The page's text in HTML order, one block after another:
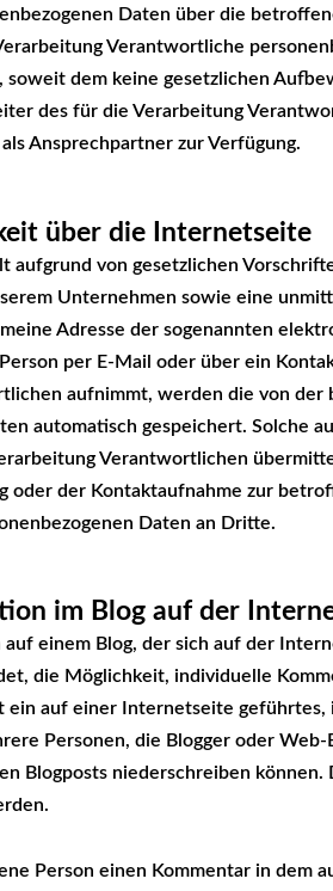
Daten über die
Verantwortliche
dem keine gesetzlichen
des für die Verarbeitung
Ansprechpartner zur Verfügung.
über die Internetseite
aufgrund von gesetzlichen
Unternehmen sowie eine
Adresse der sogenannten
per E-Mail oder über ein
aufnimmt, werden die von
automatisch gespeichert. Solche
Verantwortlichen
oder der Kontaktaufnahme zur
Daten an Dritte.
im Blog auf der
einem Blog, der sich auf der
die Möglichkeit, individuelle
ein auf einer Internetseite
Personen, die Blogger oder
Blogposts niederschreiben können.
Person einen Kommentar in dem